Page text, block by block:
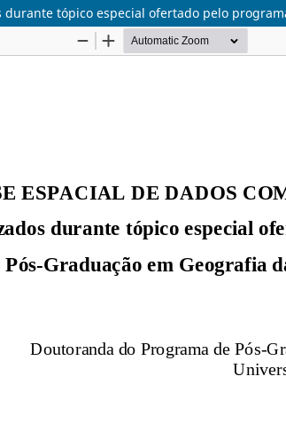
tópico especial ofertado pelo